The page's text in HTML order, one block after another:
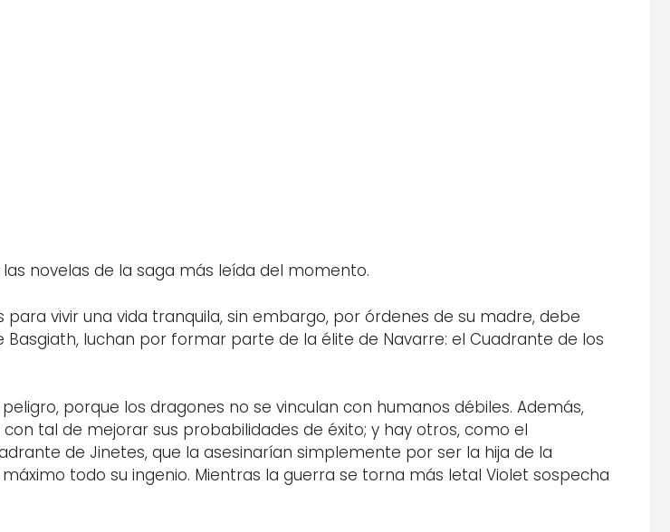
novelas de la saga más leída del momento.
vivir una vida tranquila, sin embargo, por órdenes de su madre, debe
luchan por formar parte de la élite de Navarre: el Cuadrante de los
porque los dragones no se vinculan con humanos débiles. Además,
tal de mejorar sus probabilidades de éxito; y hay otros, como el
de Jinetes, que la asesinarían simplemente por ser la hija de la
todo su ingenio. Mientras la guerra se torna más letal Violet sospecha